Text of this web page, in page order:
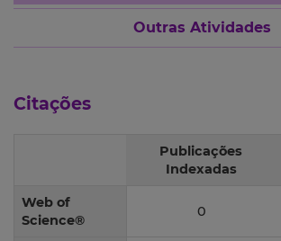
Outras Atividades
Citações
Publicações
Indexadas
Web of
Science®
0